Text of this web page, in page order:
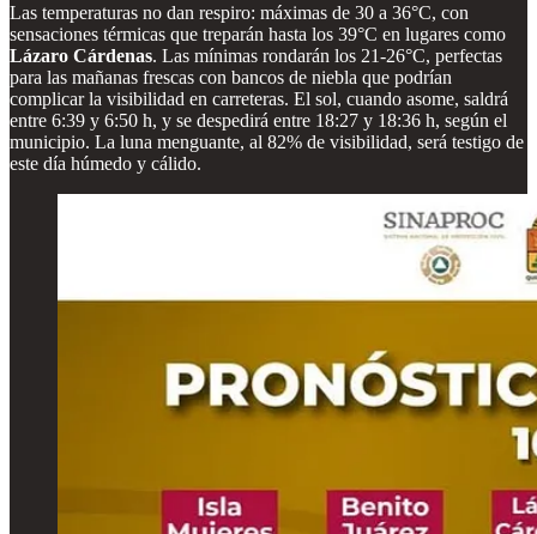
Las temperaturas no dan respiro: máximas de 30 a 36°C, con
sensaciones térmicas que treparán hasta los 39°C en lugares como
Lázaro Cárdenas. Las mínimas rondarán los 21-26°C, perfectas
para las mañanas frescas con bancos de niebla que podrían
complicar la visibilidad en carreteras. El sol, cuando asome, saldrá
entre 6:39 y 6:50 h, y se despedirá entre 18:27 y 18:36 h, según el
municipio. La luna menguante, al 82% de visibilidad, será testigo de
este día húmedo y cálido.